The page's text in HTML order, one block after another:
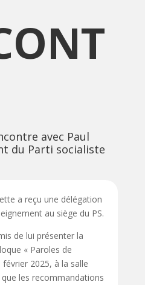
avec Paul
du Parti socialiste
a reçu une délégation
au siège du PS.
de lui présenter la
« Paroles de
2025, à la salle
que les recommandations